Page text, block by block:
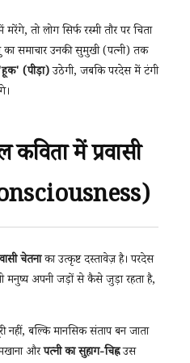
तो लोग सिर्फ रस्मी तौर पर चिता
समाचार उनकी सुमुखी (पत्नी) तक
(पीड़ा)उठेगी, जबकि परदेस में टंगी
में प्रवासी
चेतनाका उत्कृष्ट दस्तावेज़ है। परदेस
अपनी जड़ों से कैसे जुड़ा रहता है,
नहीं, बल्कि मानसिक संताप बन जाता
औरपत्नी का सुहाग-चिह्नउस